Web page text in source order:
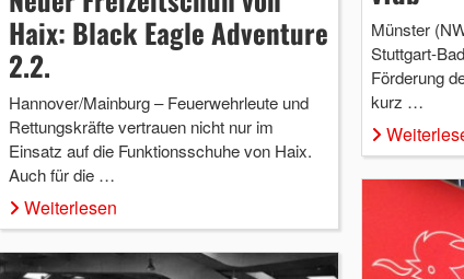
Haix: Black Eagle Adventure
2.2.
Hannover/Mainburg – Feuerwehrleute und
Rettungskräfte vertrauen nicht nur im
Einsatz auf die Funktionsschuhe von Haix.
Auch für die …
Weiterlesen
Münster
Stuttgart-
Förderung
kurz …